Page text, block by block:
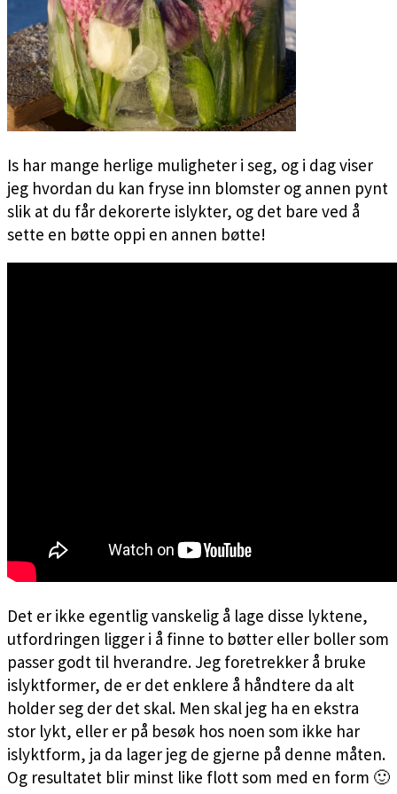
Is har mange herlige muligheter i seg, og i dag viser
jeg hvordan du kan fryse inn blomster og annen pynt
slik at du får dekorerte islykter, og det bare ved å
sette en bøtte oppi en annen bøtte!
Det er ikke egentlig vanskelig å lage disse lyktene,
utfordringen ligger i å finne to bøtter eller boller som
passer godt til hverandre. Jeg foretrekker å bruke
islyktformer, de er det enklere å håndtere da alt
holder seg der det skal. Men skal jeg ha en ekstra
stor lykt, eller er på besøk hos noen som ikke har
islyktform, ja da lager jeg de gjerne på denne måten.
Og resultatet blir minst like flott som med en form 🙂